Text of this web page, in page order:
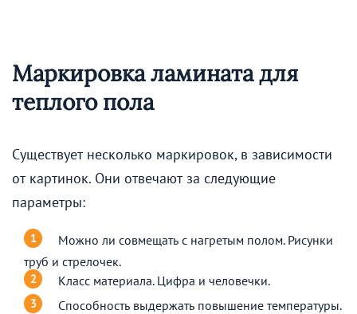
Маркировка ламината для
теплого пола
Существует несколько маркировок, в зависимости
от картинок. Они отвечают за следующие
параметры:
Можно ли совмещать с нагретым полом. Рисунки
труб и стрелочек.
Класс материала. Цифра и человечки.
Способность выдержать повышение температуры.